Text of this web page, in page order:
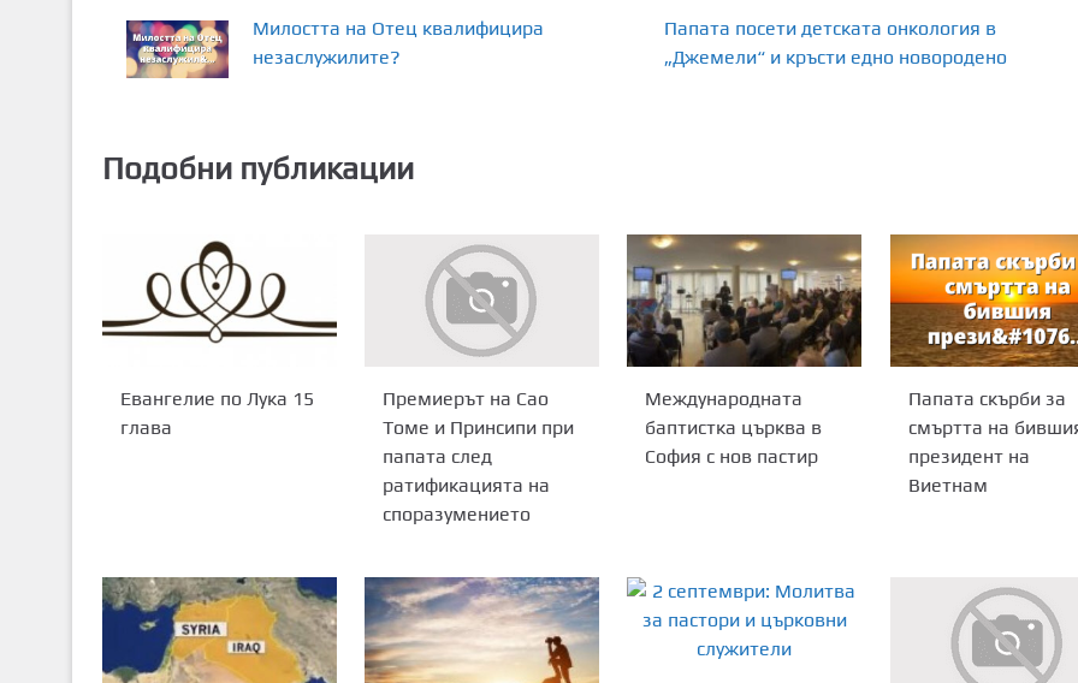
Милостта на Отец квалифицира
незаслужилите?
Папата посети детската онкология в
„Джемели“ и кръсти едно новородено
Подобни публикации
Евангелие по Лука 15
глава
Премиерът на Сао
Томе и Принсипи при
папата след
ратификацията на
споразумението
Международната
баптистка църква в
София с нов пастир
Папата скърби за
смъртта на
президент на
Виетнам